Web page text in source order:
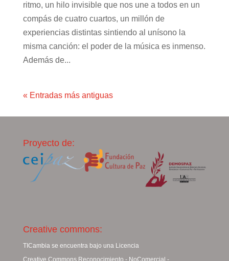
ritmo, un hilo invisible que nos une a todos en un
compás de cuatro cuartos, un millón de
experiencias distintas sintiendo al unísono la
misma canción: el poder de la música es inmenso.
Además de...
« Entradas más antiguas
Proyecto de:
Creative commons:
TICambia se encuentra bajo una Licencia
Creative Commons Reconocimiento - NoComercial -